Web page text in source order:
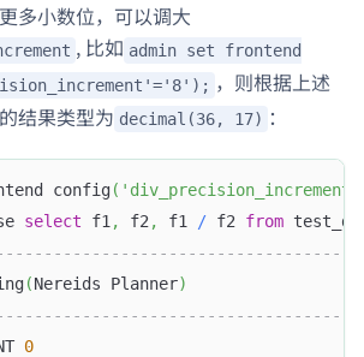
多小数位，可以调大
, 比如 admin set frontend
，则根据上述
结果类型为 decimal(36, 17) ：
config( 'div_precision_increment'
select f1 , f2 , f1 / f2 from
(Nereids Planner)
0